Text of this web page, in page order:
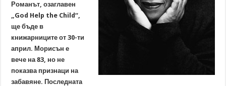
Романът, озаглавен
„God Help the Child“,
ще бъде в
книжарниците от 30-ти
април. Морисън е
вече на 83, но не
показва признаци на
забавяне. Последната